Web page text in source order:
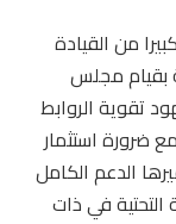
من القيادة
بقيام مجلس
تقوية الروابط
ضرورة استثمار
الدعم الكامل
التحتية في ذات